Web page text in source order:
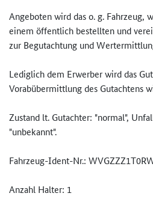
Angeboten wird das o. g. Fahrzeug,
einem öffentlich bestellten und
zur Begutachtung und
Lediglich dem Erwerber wird das
Vorabübermittlung des Gutachtens
Zustand lt. Gutachter: "normal",
"unbekannt".
Fahrzeug-Ident-Nr.:
Anzahl Halter: 1